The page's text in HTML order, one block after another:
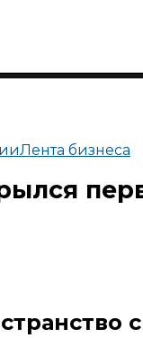
Лента бизнеса